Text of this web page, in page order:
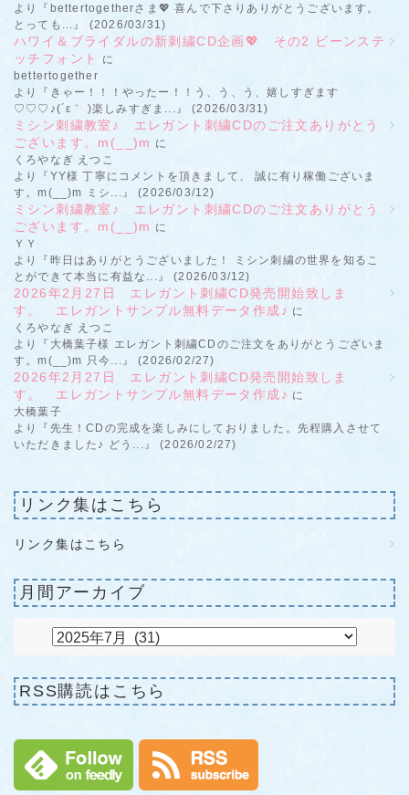
より『bettertogetherさま💖 喜んで下さりありがとうございます。
とっても...』 (2026/03/31)
ハワイ＆ブライダルの新刺繍CD企画💖 その2 ビーンステ
ッチフォント
に
bettertogether
より『きゃー！！！やったー！！う、う、う、嬉しすぎます
♡♡♡♪(´ε｀ )楽しみすぎま...』 (2026/03/31)
ミシン刺繍教室♪ エレガント刺繍CDのご注文ありがとう
ございます。m(__)m に
くろやなぎ えつこ
より『YY様 丁寧にコメントを頂きまして、 誠に有り稼働ございま
す。m(__)m ミシ...』 (2026/03/12)
ミシン刺繍教室♪ エレガント刺繍CDのご注文ありがとう
ございます。m(__)m に
ＹＹ
より『昨日はありがとうございました！ ミシン刺繍の世界を知るこ
とができて本当に有益な...』 (2026/03/12)
2026年2月27日 エレガント刺繍CD発売開始致しま
す。 エレガントサンプル無料データ作成♪ に
くろやなぎ えつこ
より『大橋葉子様 エレガント刺繍CDのご注文をありがとうございま
す。m(__)m 只今...』 (2026/02/27)
2026年2月27日 エレガント刺繍CD発売開始致しま
す。 エレガントサンプル無料データ作成♪ に
大橋葉子
より『先生！CDの完成を楽しみにしておりました。先程購入させて
いただきました♪ どう...』 (2026/02/27)
リンク集はこちら
リンク集はこちら
月間アーカイブ
RSS購読はこちら